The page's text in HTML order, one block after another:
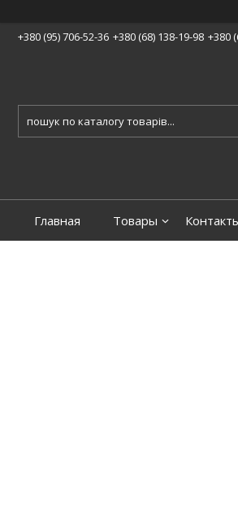
+380 (95) 706-52-36 +380 (68) 138-19-98 +380
Главная Товары